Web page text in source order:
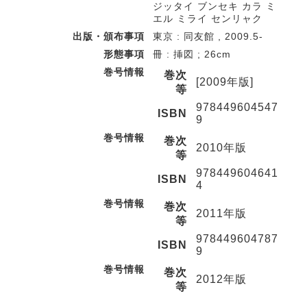
ジッタイ ブンセキ カラ ミ
エル ミライ センリャク
出版・頒布事項
東京 : 同友館 , 2009.5-
形態事項
冊 : 挿図 ; 26cm
巻号情報
巻次
等
[2009年版]
ISBN
978449604547
9
巻号情報
巻次
等
2010年版
ISBN
978449604641
4
巻号情報
巻次
等
2011年版
ISBN
978449604787
9
巻号情報
巻次
等
2012年版